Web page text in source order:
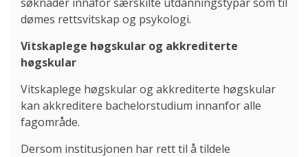
dømes rettsvitskap og psykologi.
Vitskaplege høgskular og akkrediterte
høgskular
Vitskaplege høgskular og akkrediterte høgskular
kan akkreditere bachelorstudium innanfor alle
fagområde.
Dersom institusjonen har rett til å tildele